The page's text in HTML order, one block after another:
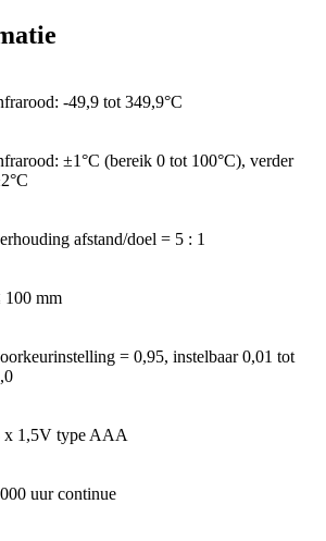
-49,9 tot 349,9°C
±1°C (bereik 0 tot 100°C), verder
afstand/doel = 5 : 1
100 mm
= 0,95, instelbaar 0,01 tot
x 1,5V type AAA
uur continue